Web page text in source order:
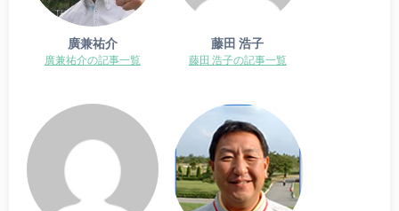
廣兼祐介
廣兼祐介の記事一覧
藤田 浩子
藤田 浩子の記事一覧